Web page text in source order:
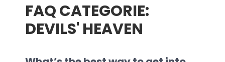
FAQ CATEGORIE:
DEVILS' HEAVEN